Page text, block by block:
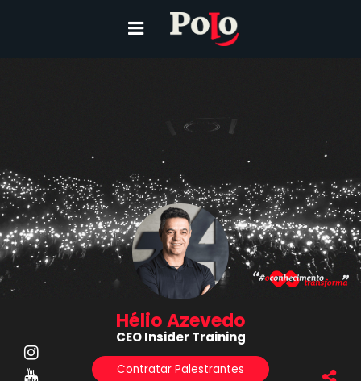
Hélio Azevedo
CEO Insider Training
Contratar Palestrantes